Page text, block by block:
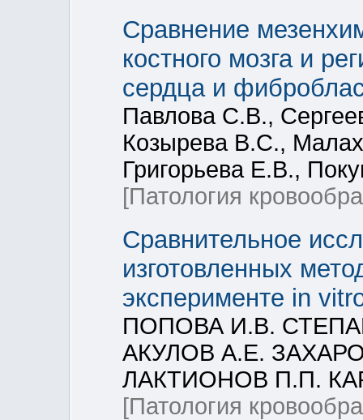
Сравнение
костного мозга и
сердца и
Павлова С.В.,
Козырева В.С.,
Григорьева Е.В.,
[Патология
Сравнительное
изготовленных
эксперименте in
ПОПОВА И.В.
АКУЛОВ А.Е.
ЛАКТИОНОВ П.П.
[Патология